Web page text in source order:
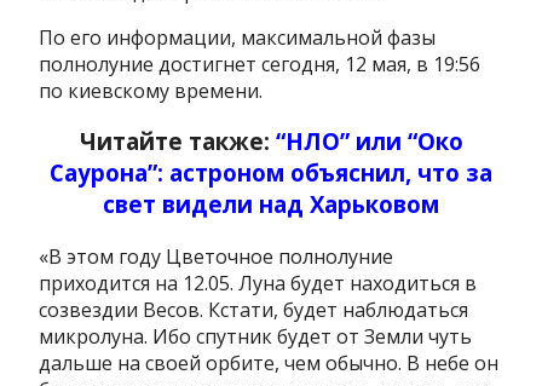
По его информации, максимальной фазы
полнолуние достигнет сегодня, 12 мая, в 19:56
по киевскому времени.
Читайте также: “НЛО” или “Око
Саурона”: астроном объяснил, что за
свет видели над Харьковом
«В этом году Цветочное полнолуние
приходится на 12.05. Луна будет находиться в
созвездии Весов. Кстати, будет наблюдаться
микролуна. Ибо спутник будет от Земли чуть
дальше на своей орбите, чем обычно. В небе он